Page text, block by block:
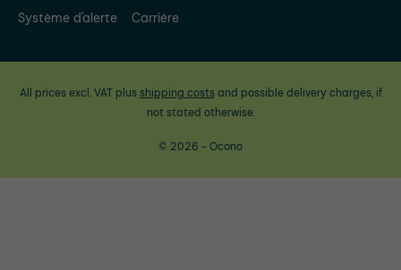
Système d'alerte
Carrière
All prices excl. VAT plus shipping costsand possible delivery charges, if
not stated otherwise.
© 2026 - Ocono